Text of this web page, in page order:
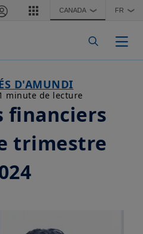
CANADA ❯ FR ❯
D'AMUNDI
minute de lecture
financiers
trimestre